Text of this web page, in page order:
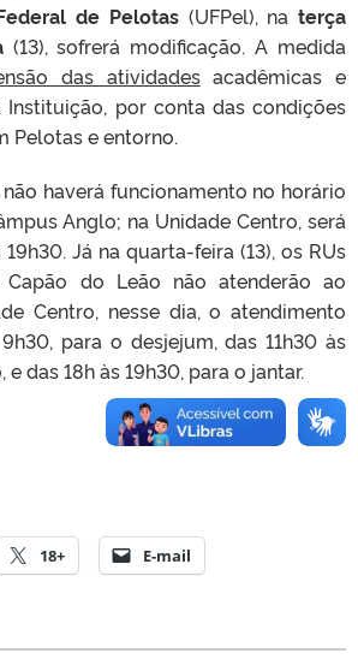
de Pelotas(UFPel), naterça
(13), sofrerá modificação. A medida
das atividadesacadêmicas e
Instituição, por conta das condições
Pelotas e entorno.
haverá funcionamento no horário
Anglo; na Unidade Centro, será
Já na quarta-feira (13), os RUs
do Leão não atenderão ao
Centro, nesse dia, o atendimento
para o desjejum, das 11h30 às
das 18h às 19h30, para o jantar.
18+ E-mail